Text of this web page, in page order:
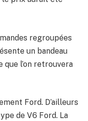
regroupées
un bandeau
que l’on retrouvera
Ford. D’ailleurs
de V6 Ford. La